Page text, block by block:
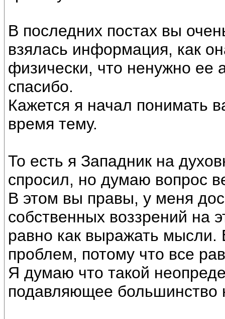
В последних постах вы
взялась информация, как
физически, что ненужно ее
спасибо.
Кажется я начал понимать
время тему.
То есть я Западник на
спросил, но думаю вопрос
В этом вы правы, у меня
собственных воззрений на
равно как выражать
проблем, потому что все
Я думаю что такой
подавляющее большинство